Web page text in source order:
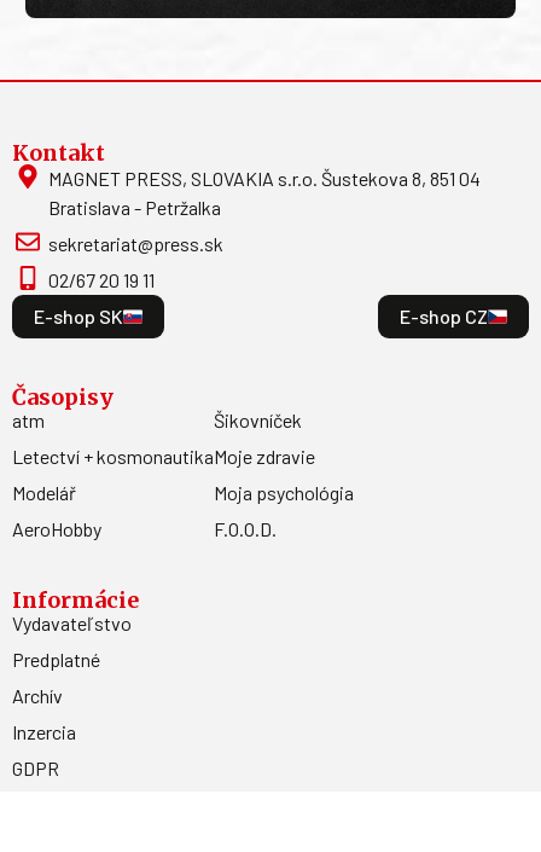
Kontakt
MAGNET PRESS, SLOVAKIA s.r.o. Šustekova 8, 851 04
Bratislava - Petržalka
sekretariat@press.sk
02/67 20 19 11
E-shop SK
E-shop CZ
Časopisy
atm
Letectví + kosmonautika
Modelář
AeroHobby
Šikovníček
Moje zdravie
Moja psychológia
F.O.O.D.
Informácie
Vydavateľstvo
Predplatné
Archív
Inzercia
GDPR